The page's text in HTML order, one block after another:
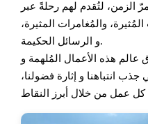
الزمن، لتُقدم لهم رحلةً عبر
والمُغامرات المثيرة،
و الرسائل الحكيمة.
عالم هذه الأعمال المُلهمة و
انتباهنا و إثارة فضولنا،